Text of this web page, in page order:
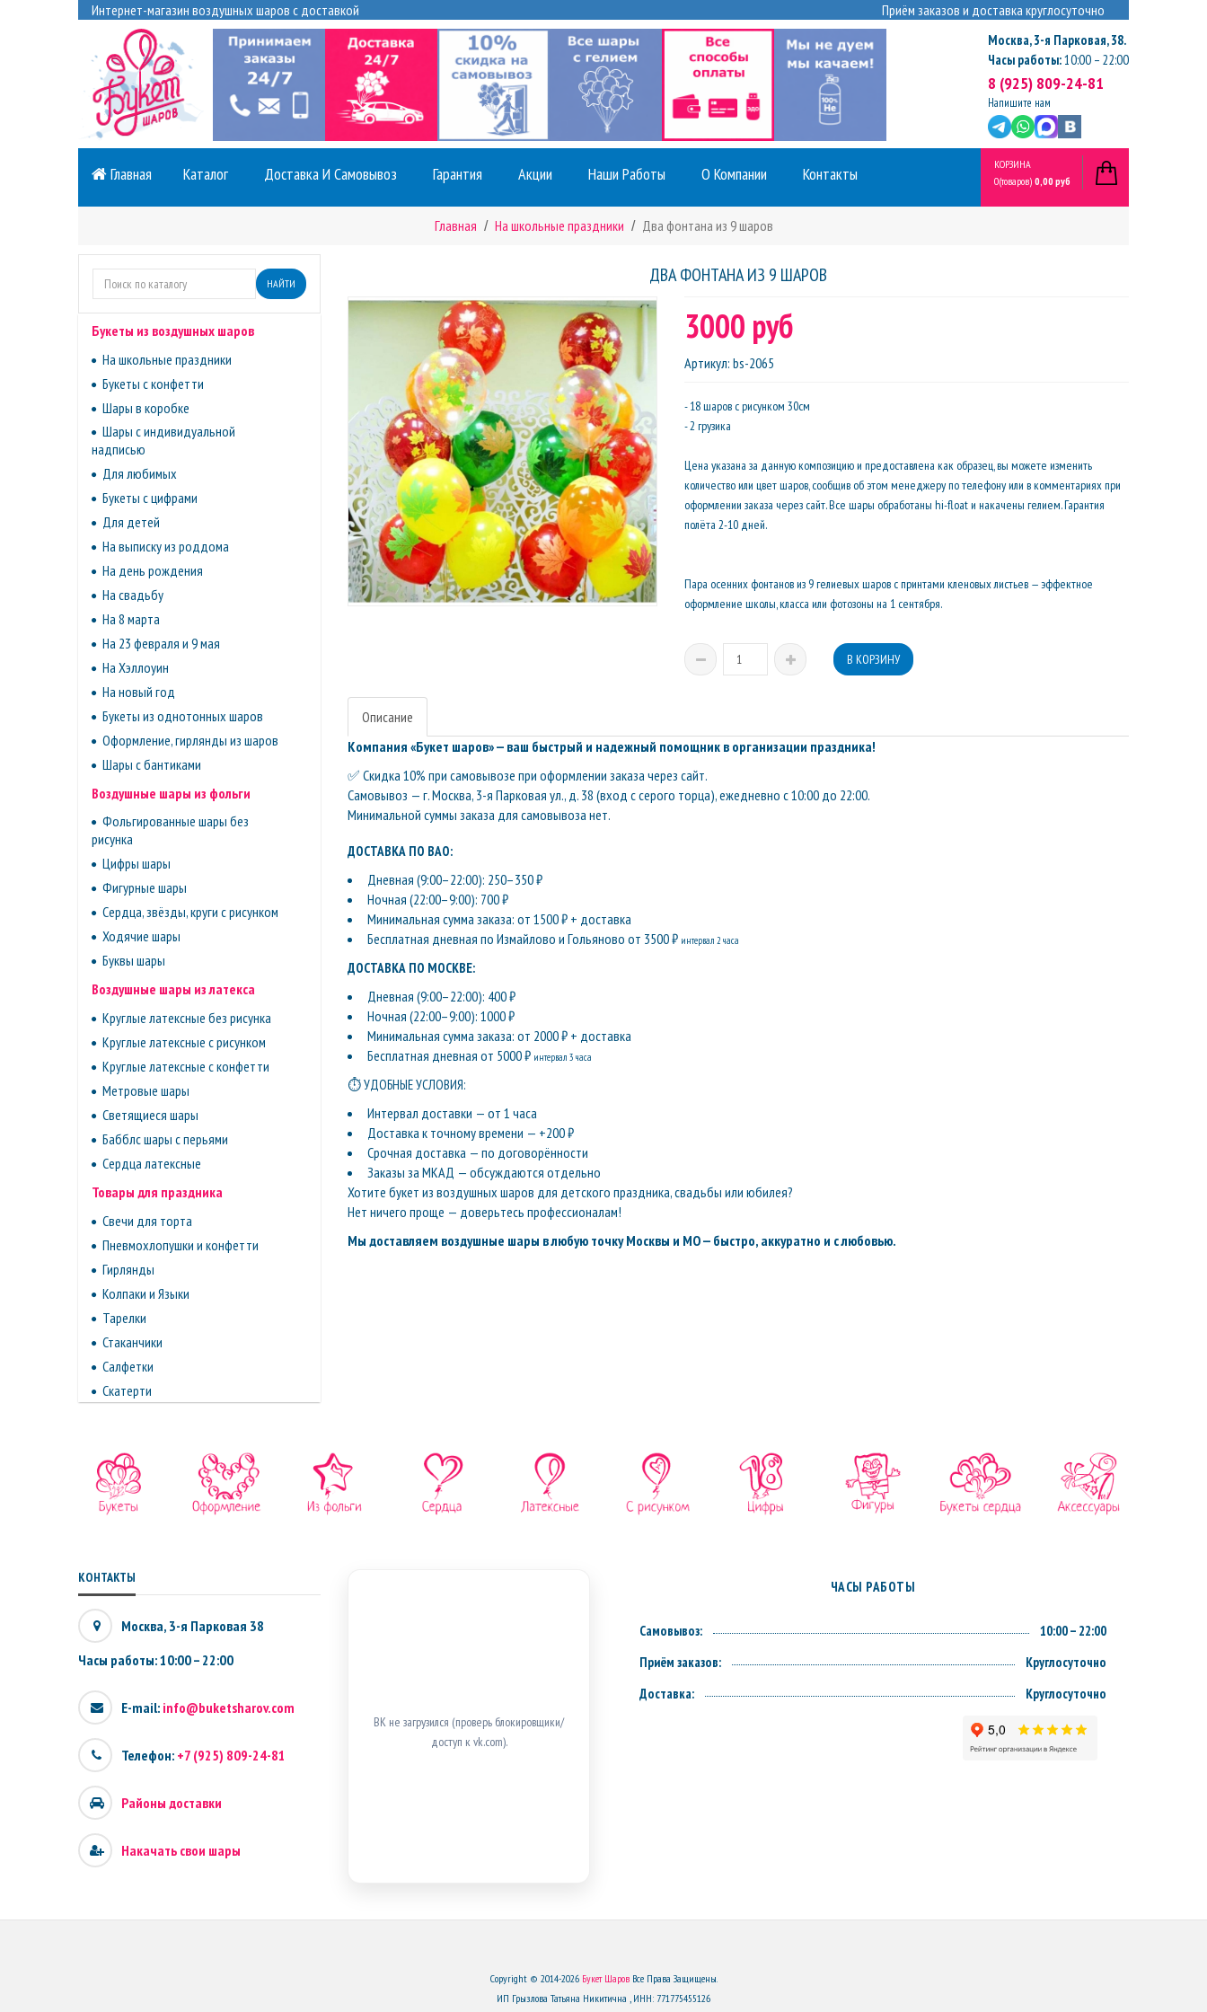
Интернет-магазин воздушных шаров с доставкой Приём заказов и доставка круглосуточно
Москва,3-я Парковая, 38.
Часы работы:10:00 – 22:00
8 (925) 809-24-81
Напишите нам
Главная Каталог Доставка И Самовывоз Гарантия Акции Наши Работы О Компании Контакты
КОРЗИНА
0(товаров) 0,00 руб
Главная На школьные праздники Два фонтана из 9 шаров
НАЙТИ
Букеты из воздушных шаров
На школьные праздники
Букеты с конфетти
Шары в коробке
Шары с индивидуальной
надписью
Для любимых
Букеты с цифрами
Для детей
На выписку из роддома
На день рождения
На свадьбу
На 8 марта
На 23 февраля и 9 мая
На Хэллоуин
На новый год
Букеты из однотонных шаров
Оформление, гирлянды из шаров
Шары с бантиками
Воздушные шары из фольги
Фольгированные шары без
рисунка
Цифры шары
Фигурные шары
Сердца, звёзды, круги с рисунком
Ходячие шары
Буквы шары
Воздушные шары из латекса
Круглые латексные без рисунка
Круглые латексные с рисунком
Круглые латексные с конфетти
Метровые шары
Светящиеся шары
Бабблс шары с перьями
Сердца латексные
Товары для праздника
Свечи для торта
Пневмохлопушки и конфетти
Гирлянды
Колпаки и Языки
Тарелки
Стаканчики
Салфетки
Скатерти
ДВА ФОНТАНА ИЗ 9 ШАРОВ
3000 руб
Артикул: bs-2065
- 18 шаров с рисунком 30см
- 2 грузика
Цена указана за данную композицию и предоставлена как образец, вы можете изменить
количество или цвет шаров, сообщив об этом менеджеру по телефону или в комментариях при
оформлении заказа через сайт. Все шары обработаны hi-float и накачены гелием. Гарантия
полёта 2-10 дней.
Пара осенних фонтанов из 9 гелиевых шаров с принтами кленовых листьев — эффектное
оформление школы, класса или фотозоны на 1 сентября.
Описание
Компания «Букет шаров» — ваш быстрый и надежный помощник в организации праздника!
✅ Скидка 10% при самовывозе при оформлении заказа через сайт.
Самовывоз — г. Москва, 3-я Парковая ул., д. 38 (вход с серого торца), ежедневно с 10:00 до 22:00.
Минимальной суммы заказа для самовывоза нет.
ДОСТАВКА ПО ВАО:
Дневная (9:00–22:00): 250–350 ₽
Ночная (22:00–9:00): 700 ₽
Минимальная сумма заказа: от 1500 ₽ + доставка
Бесплатная дневная по Измайлово и Гольяново от 3500 ₽ интервал 2 часа
ДОСТАВКА ПО МОСКВЕ:
Дневная (9:00–22:00): 400 ₽
Ночная (22:00–9:00): 1000 ₽
Минимальная сумма заказа: от 2000 ₽ + доставка
Бесплатная дневная от 5000 ₽ интервал 3 часа
⏱ УДОБНЫЕ УСЛОВИЯ:
Интервал доставки — от 1 часа
Доставка к точному времени — +200 ₽
Срочная доставка — по договорённости
Заказы за МКАД — обсуждаются отдельно
Хотите букет из воздушных шаров для детского праздника, свадьбы или юбилея?
Нет ничего проще — доверьтесь профессионалам!
Мы доставляем воздушные шары в любую точку Москвы и МО — быстро, аккуратно и с любовью.
КОНТАКТЫ
Москва, 3-я Парковая 38
Часы работы: 10:00 – 22:00
E-mail: info@buketsharov.com
Телефон: +7 (925) 809-24-81
Районы доставки
Накачать свои шары
ВК не загрузился (проверь блокировщики/
доступ к vk.com).
ЧАСЫ РАБОТЫ
Самовывоз:
10:00 – 22:00
Приём заказов:
Круглосуточно
Доставка:
Круглосуточно
Copyright © 2014-2026 Букет ШаровВсе Права Защищены.
ИП Грызлова Татьяна Никитична , ИНН: 771775455126